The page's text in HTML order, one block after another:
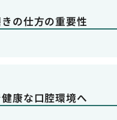
の仕方の重要性
康な口腔環境へ